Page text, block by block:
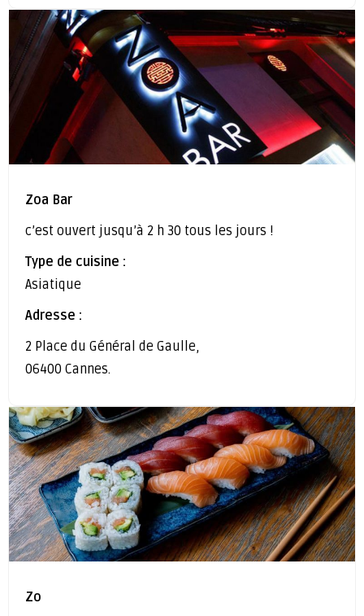
Zoa Bar
c’est ouvert jusqu’à 2 h 30 tous les jours !
Type de cuisine :
Asiatique
Adresse :
2 Place du Général de Gaulle,
06400 Cannes.
Zo